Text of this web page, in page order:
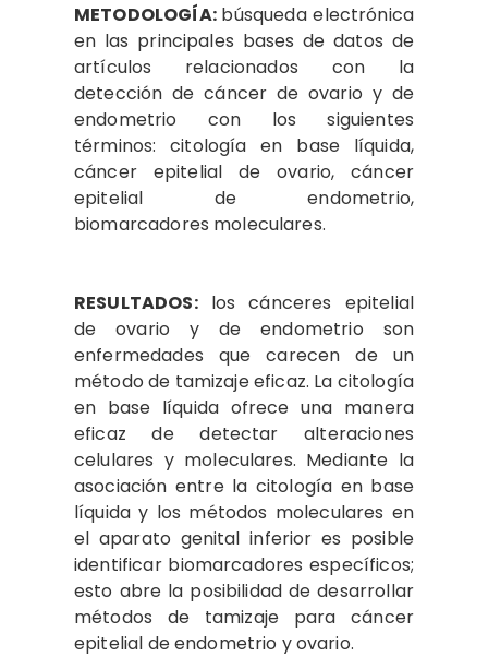
METODOLOGÍA: búsqueda electrónica
en las principales bases de datos de
artículos relacionados con la
detección de cáncer de ovario y de
endometrio con los siguientes
términos: citología en base líquida,
cáncer epitelial de ovario, cáncer
epitelial de endometrio,
biomarcadores moleculares.
RESULTADOS:los cánceres epitelial
de ovario y de endometrio son
enfermedades que carecen de un
método de tamizaje eficaz. La citología
en base líquida ofrece una manera
eficaz de detectar alteraciones
celulares y moleculares. Mediante la
asociación entre la citología en base
líquida y los métodos moleculares en
el aparato genital inferior es posible
identificar biomarcadores específicos;
esto abre la posibilidad de desarrollar
métodos de tamizaje para cáncer
epitelial de endometrio y ovario.